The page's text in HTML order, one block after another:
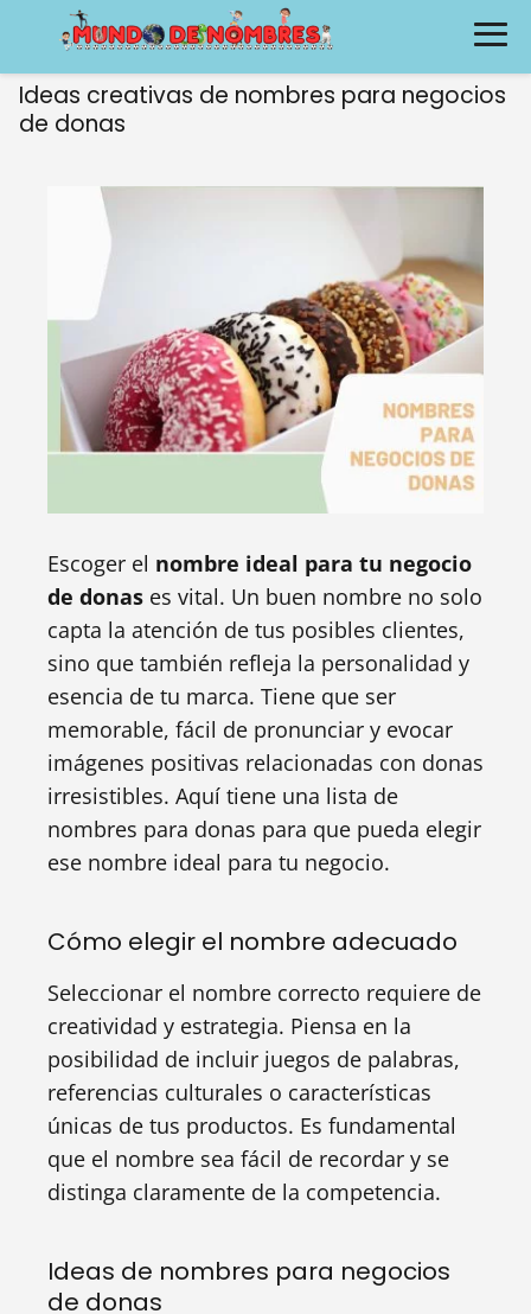
Ideas creativas de nombres para negocios
de donas
Escoger el nombre ideal para tu negocio
de donas es vital. Un buen nombre no solo
capta la atención de tus posibles clientes,
sino que también refleja la personalidad y
esencia de tu marca. Tiene que ser
memorable, fácil de pronunciar y evocar
imágenes positivas relacionadas con donas
irresistibles. Aquí tiene una lista de
nombres para donas para que pueda elegir
ese nombre ideal para tu negocio.
Cómo elegir el nombre adecuado
Seleccionar el nombre correcto requiere de
creatividad y estrategia. Piensa en la
posibilidad de incluir juegos de palabras,
referencias culturales o características
únicas de tus productos. Es fundamental
que el nombre sea fácil de recordar y se
distinga claramente de la competencia.
Ideas de nombres para negocios
de donas